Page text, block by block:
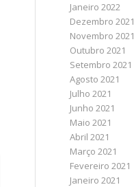
Janeiro 2022
Dezembro 2021
Novembro 2021
Outubro 2021
Setembro 2021
Agosto 2021
Julho 2021
Junho 2021
Maio 2021
Abril 2021
Março 2021
Fevereiro 2021
Janeiro 2021